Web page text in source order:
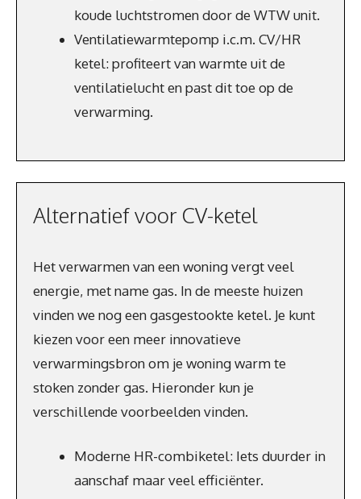
koude luchtstromen door de WTW unit.
Ventilatiewarmtepomp i.c.m. CV/HR
ketel: profiteert van warmte uit de
ventilatielucht en past dit toe op de
verwarming.
Alternatief voor CV-ketel
Het verwarmen van een woning vergt veel
energie, met name gas. In de meeste huizen
vinden we nog een gasgestookte ketel. Je kunt
kiezen voor een meer innovatieve
verwarmingsbron om je woning warm te
stoken zonder gas. Hieronder kun je
verschillende voorbeelden vinden.
Moderne HR-combiketel: Iets duurder in
aanschaf maar veel efficiënter.